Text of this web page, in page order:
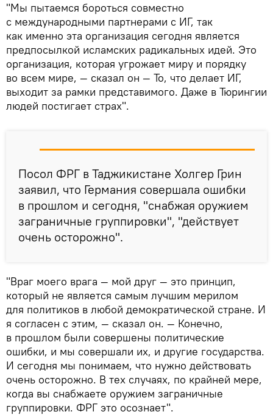
"Мы пытаемся бороться совместно
с международными партнерами с ИГ, так
как именно эта организация сегодня является
предпосылкой исламских радикальных идей. Это
организация, которая угрожает миру и порядку
во всем мире, — сказал он — То, что делает ИГ,
выходит за рамки представимого. Даже в Тюрингии
людей постигает страх".
Посол ФРГ в Таджикистане Холгер Грин
заявил, что Германия совершала ошибки
в прошлом и сегодня, "снабжая оружием
заграничные группировки", "действует
очень осторожно".
"Враг моего врага — мой друг — это принцип,
который не является самым лучшим мерилом
для политиков в любой демократической стране. И
я согласен с этим, — сказал он. — Конечно,
в прошлом были совершены политические
ошибки, и мы совершали их, и другие государства.
И сегодня мы понимаем, что нужно действовать
очень осторожно. В тех случаях, по крайней мере,
когда вы снабжаете оружием заграничные
группировки. ФРГ это осознает".